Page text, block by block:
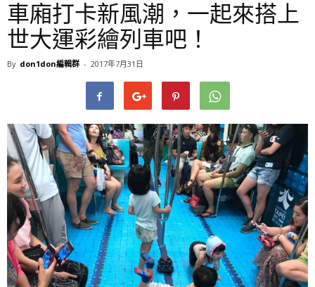
車廂打卡新風潮，一起來搭上
世大運彩繪列車吧！
By don1don編輯群 - 2017年7月31日